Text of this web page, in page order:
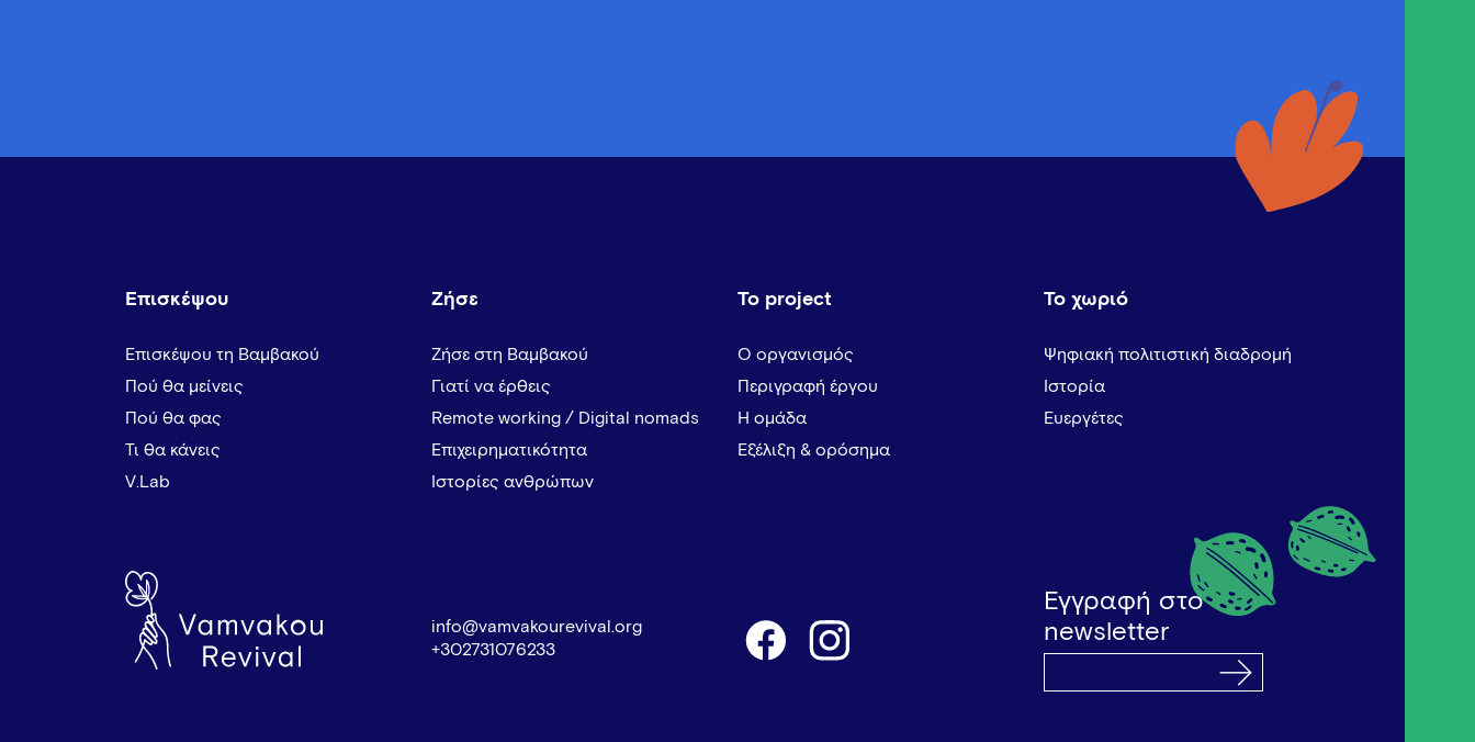
Επισκέψου
Επισκέψου τη Βαμβακού
Πού θα μείνεις
Πού θα φας
Τι θα κάνεις
V.Lab
Ζήσε
Ζήσε στη Βαμβακού
Γιατί να έρθεις
Remote working / Digital nomads
Επιχειρηματικότητα
Ιστορίες ανθρώπων
Το project
Ο οργανισμός
Περιγραφή έργου
Η ομάδα
Εξέλιξη & ορόσημα
Το χωριό
Ψηφιακή πολιτιστική διαδρομή
Ιστορία
Ευεργέτες
info@vamvakourevival.org
+302731076233
Εγγραφή στο
newsletter